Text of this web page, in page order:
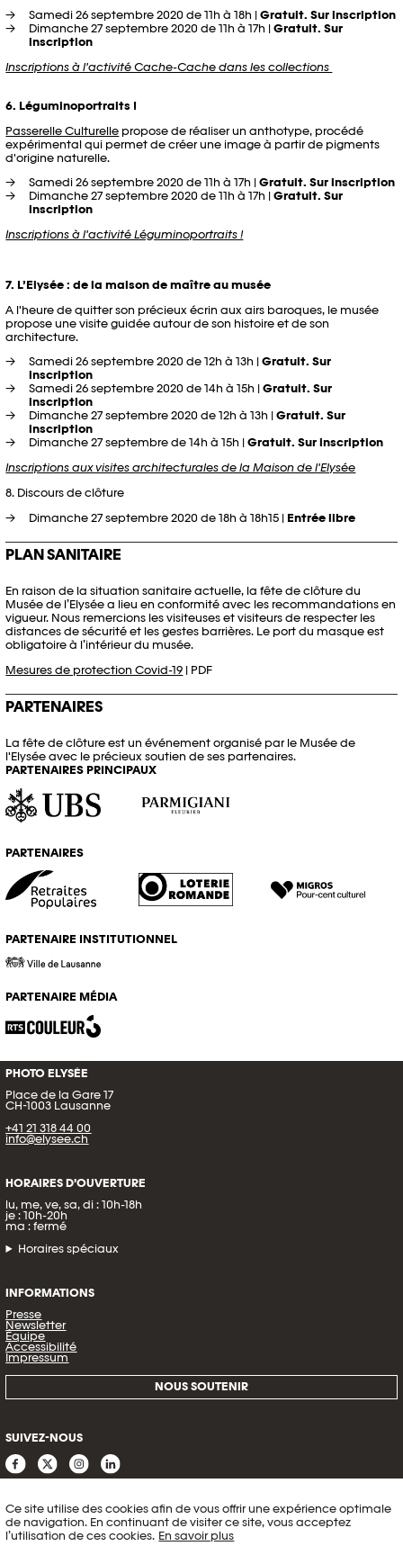
Ce site utilise des cookies afin de vous offrir une expérience optimale
de navigation. En continuant de visiter ce site, vous acceptez
l’utilisation de ces cookies. En savoir plus
Samedi 26 septembre 2020 de 11h à 18h | Gratuit. Sur inscription
Dimanche 27 septembre 2020 de 11h à 17h | Gratuit. Sur
inscription
Inscriptions à l'activité Cache-Cache dans les collections
6. Léguminoportraits !
Passerelle Culturelle propose de réaliser un anthotype, procédé
expérimental qui permet de créer une image à partir de pigments
d'origine naturelle.
Samedi 26 septembre 2020 de 11h à 17h | Gratuit. Sur inscription
Dimanche 27 septembre 2020 de 11h à 17h | Gratuit. Sur
inscription
Inscriptions à l'activité Léguminoportraits !
7. L’Elysée : de la maison de maître au musée
A l'heure de quitter son précieux écrin aux airs baroques, le musée
propose une visite guidée autour de son histoire et de son
architecture.
Samedi 26 septembre 2020 de 12h à 13h | Gratuit. Sur
inscription
Samedi 26 septembre 2020 de 14h à 15h | Gratuit. Sur
inscription
Dimanche 27 septembre 2020 de 12h à 13h | Gratuit. Sur
inscription
Dimanche 27 septembre de 14h à 15h | Gratuit. Sur inscription
Inscriptions aux visites architecturales de la Maison de l'Elysée
8. Discours de clôture
Dimanche 27 septembre 2020 de 18h à 18h15 | Entrée libre
PLAN SANITAIRE
En raison de la situation sanitaire actuelle, la fête de clôture du
Musée de l’Elysée a lieu en conformité avec les recommandations en
vigueur. Nous remercions les visiteuses et visiteurs de respecter les
distances de sécurité et les gestes barrières. Le port du masque est
obligatoire à l’intérieur du musée.
Mesures de protection Covid-19 | PDF
PARTENAIRES
La fête de clôture est un événement organisé par le Musée de
l'Elysée avec le précieux soutien de ses partenaires.
PARTENAIRES PRINCIPAUX
PARTENAIRES
PARTENAIRE INSTITUTIONNEL
PARTENAIRE MÉDIA
PHOTO ELYSÉE
Place de la Gare 17
CH-1003 Lausanne
+41 21 318 44 00
info@elysee.ch
HORAIRES D’OUVERTURE
lu, me, ve, sa, di : 10h-18h
je : 10h-20h
ma : fermé
Horaires spéciaux
INFORMATIONS
Presse
Newsletter
Équipe
Accessibilité
Impressum
NOUS SOUTENIR
SUIVEZ-NOUS